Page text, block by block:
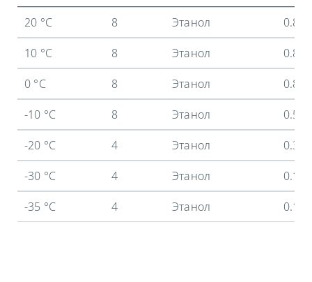
20 °C
8 Этанол
0.8
10 °C
8 Этанол
0.8
0 °C
8 Этанол
0.8
-10 °C
8 Этанол
0.58
-20 °C
4 Этанол
0.35
-30 °C
4 Этанол
0.16
-35 °C
4 Этанол 0.1